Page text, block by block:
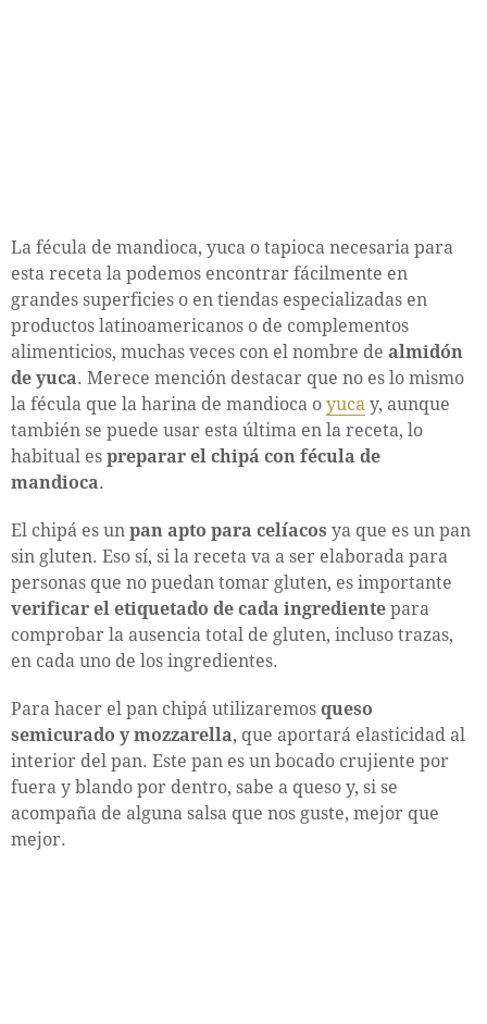
La fécula de mandioca, yuca o tapioca necesaria para
esta receta la podemos encontrar fácilmente en
grandes superficies o en tiendas especializadas en
productos latinoamericanos o de complementos
alimenticios, muchas veces con el nombre de almidón
de yuca. Merece mención destacar que no es lo mismo
la fécula que la harina de mandioca o yuca y, aunque
también se puede usar esta última en la receta, lo
habitual es preparar el chipá con fécula de
mandioca.
El chipá es un pan apto para celíacos ya que es un pan
sin gluten. Eso sí, si la receta va a ser elaborada para
personas que no puedan tomar gluten, es importante
verificar el etiquetado de cada ingrediente para
comprobar la ausencia total de gluten, incluso trazas,
en cada uno de los ingredientes.
Para hacer el pan chipá utilizaremos queso
semicurado y mozzarella, que aportará elasticidad al
interior del pan. Este pan es un bocado crujiente por
fuera y blando por dentro, sabe a queso y, si se
acompaña de alguna salsa que nos guste, mejor que
mejor.